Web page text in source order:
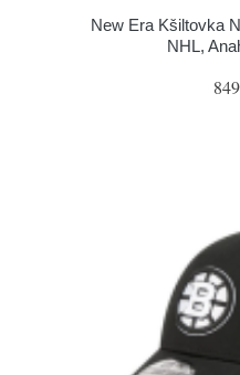
New Era Kšiltovka
NHL,